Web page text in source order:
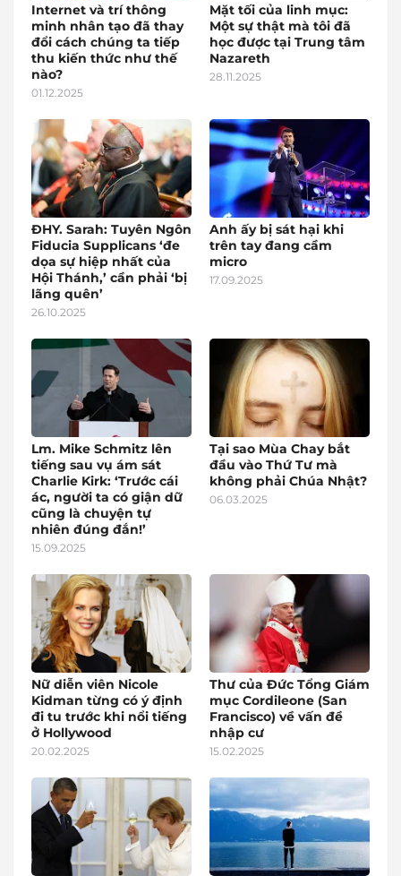
Internet và trí thông
minh nhân tạo đã thay
đổi cách chúng ta tiếp
thu kiến thức như thế
nào?
01.12.2025
Mặt tối của linh mục:
Một sự thật mà tôi đã
học được tại Trung tâm
Nazareth
28.11.2025
ĐHY. Sarah: Tuyên Ngôn
Fiducia Supplicans ‘đe
dọa sự hiệp nhất của
Hội Thánh,’ cần phải ‘bị
lãng quên’
26.10.2025
Anh ấy bị sát hại khi
trên tay đang cầm
micro
17.09.2025
Lm. Mike Schmitz lên
tiếng sau vụ ám sát
Charlie Kirk: ‘Trước cái
ác, người ta có giận dữ
cũng là chuyện tự
nhiên đúng đắn!’
15.09.2025
Tại sao Mùa Chay bắt
đầu vào Thứ Tư mà
không phải Chúa Nhật?
06.03.2025
Nữ diễn viên Nicole
Kidman từng có ý định
đi tu trước khi nổi tiếng
ở Hollywood
20.02.2025
Thư của Đức Tổng Giám
mục Cordileone (San
Francisco) về vấn đề
nhập cư
15.02.2025